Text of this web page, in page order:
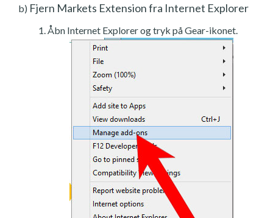
b) Fjern Markets Extension fra Internet Explorer
Åbn Internet Explorer og tryk på Gear-ikonet.